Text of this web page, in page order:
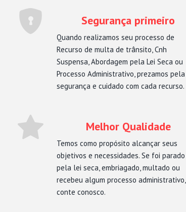
Segurança primeiro
Quando realizamos seu processo de
Recurso de multa de trânsito, Cnh
Suspensa, Abordagem pela Lei Seca ou
Processo Administrativo, prezamos pela
segurança e cuidado com cada recurso.
Melhor Qualidade
Temos como propósito alcançar seus
objetivos e necessidades. Se foi parado
pela lei seca, embriagado, multado ou
recebeu algum processo administrativo,
conte conosco.